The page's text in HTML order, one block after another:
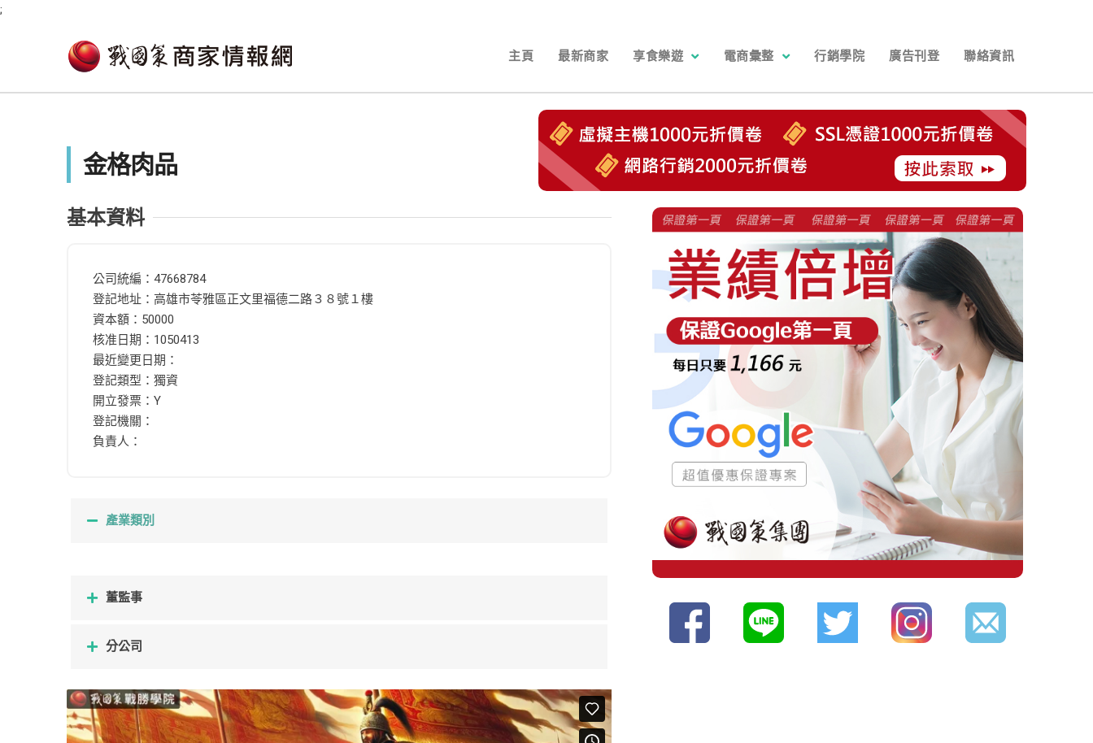
;
主頁 最新商家 享食樂遊 電商彙整 行銷學院 廣告刊登 聯絡資訊
金格肉品
基本資料
公司統編：47668784
登記地址：高雄市苓雅區正文里福德二路３８號１樓
資本額：50000
核准日期：1050413
最近變更日期：
登記類型：獨資
開立發票：Y
登記機關：
負責人：
產業類別
董監事
分公司